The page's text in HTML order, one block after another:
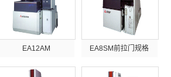
EA12AM EA8SM前拉门规格